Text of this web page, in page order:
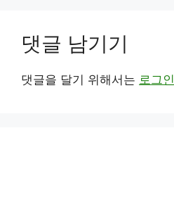
댓글 남기기
댓글을 달기 위해서는 로그인